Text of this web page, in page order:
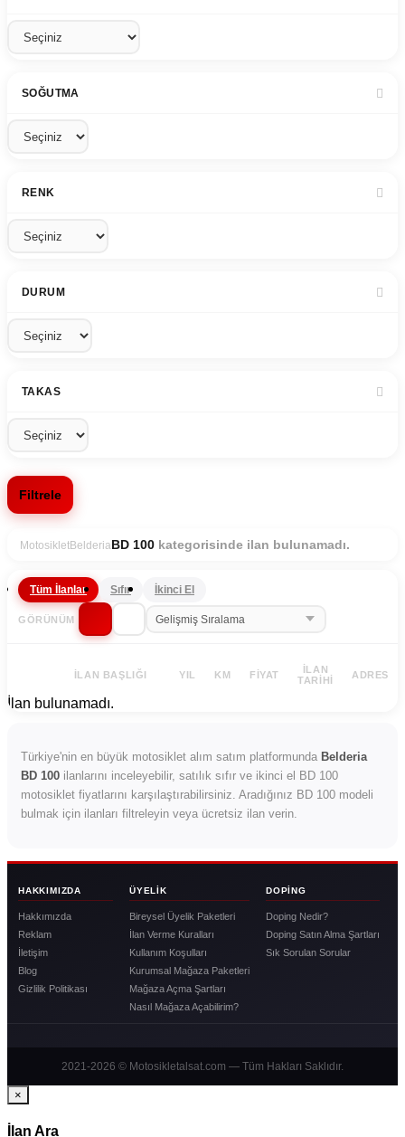
SOĞUTMA
RENK
DURUM
TAKAS
Filtrele
MotosikletBelderia BD 100 kategorisinde ilan bulunamadı.
Tüm İlanlar Sıfır İkinci El
GÖRÜNÜM
İLAN BAŞLIĞI YIL KM FIYAT
İLAN
TARIHI
ADRES
İlan bulunamadı.
Türkiye'nin en büyük motosiklet alım satım platformunda Belderia
BD 100 ilanlarını inceleyebilir, satılık sıfır ve ikinci el BD 100
motosiklet fiyatlarını karşılaştırabilirsiniz. Aradığınız BD 100 modeli
bulmak için ilanları filtreleyin veya ücretsiz ilan verin.
HAKKIMIZDA
Hakkımızda
Reklam
İletişim
Blog
Gizlilik Politikası
ÜYELIK
Bireysel Üyelik Paketleri
İlan Verme Kuralları
Kullanım Koşulları
Kurumsal Mağaza Paketleri
Mağaza Açma Şartları
Nasıl Mağaza Açabilirim?
DOPING
Doping Nedir?
Doping Satın Alma Şartları
Sık Sorulan Sorular
2021-2026 © Motosikletalsat.com — Tüm Hakları Saklıdır.
×
İlan Ara